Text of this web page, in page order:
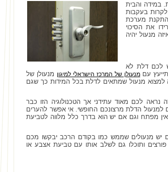
במידה והבית
לקרות בעקבות
התקנת מערכת
את הסיכוי
מנעול יהיה
לכם דלת לא
עםמנעולן של המרכז הישראלי למיגון מנעולן של
למצוא מנעול שמתאים לדלת בכל המידות כך שגם
נראה לכם מאוד עתידני אך הטכנולוגיה הזו כבר
למנעול הדלת מרצונכם החופשי. אי אפשר להערים
מפתח וגם אם יש הוא בדרך כלל מלווה לטביעת
יש מנעולים שממש כמו בקודם הרכב יבקשו מכם
ותוכלו גם לשלב אותו עם טביעת אצבע או